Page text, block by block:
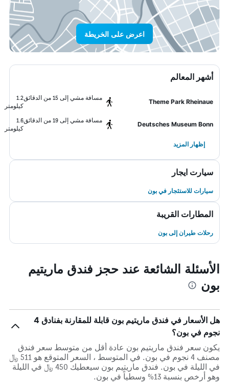
اعرض على الخريطة
أشهر المعالم
Theme Park Rheinaue
مسافة مشي إلى 15 من الدقائق
1.2
كيلومتر
Deutsches Museum Bonn
مسافة مشي إلى 19 من الدقائق
1.6
كيلومتر
إظهار المزيد
سيارت ايجار
سيارات للاستئجار في بون
المطارات القريبة
رحلات طيران إلى بون
الأسئلة الشائعة عند حجز فندق ماريتيم
بون
هل الأسعار في فندق ماريتيم بون قابلة للمقارنة بفنادق 4
نجوم في بون؟
يكون سعر فندق ماريتيم بون عادة أقل من متوسط ​​سعر فندق
مصنف 4 نجوم في بون. في المتوسط ، السعر المتوقع هو 511 ﷼
في الليلة في بون. فندق ماريتيم بون سيعطيك 450 ﷼ في الليلة
وهو أرخص بنسبة 13% وسطياً في بون.